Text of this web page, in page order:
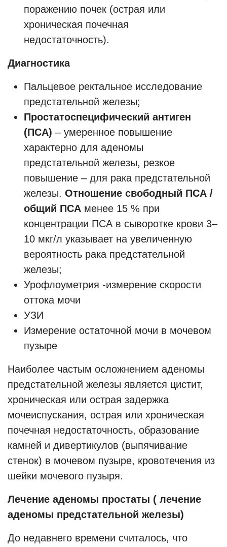
поражению почек (острая или
хроническая почечная
недостаточность).
Диагностика
Пальцевое ректальное исследование
предстательной железы;
Простатоспецифический антиген
(ПСА) – умеренное повышение
характерно для аденомы
предстательной железы, резкое
повышение – для рака предстательной
железы. Отношение свободный ПСА /
общий ПСА менее 15 % при
концентрации ПСА в сыворотке крови 3–
10 мкг/л указывает на увеличенную
вероятность рака предстательной
железы;
Урофлоуметрия -измерение скорости
оттока мочи
УЗИ
Измерение остаточной мочи в мочевом
пузыре
Наиболее частым осложнением аденомы
предстательной железы является цистит,
хроническая или острая задержка
мочеиспускания, острая или хроническая
почечная недостаточность, образование
камней и дивертикулов (выпячивание
стенок) в мочевом пузыре, кровотечения из
шейки мочевого пузыря.
Лечение аденомы простаты ( лечение
аденомы предстательной железы)
До недавнего времени считалось, что